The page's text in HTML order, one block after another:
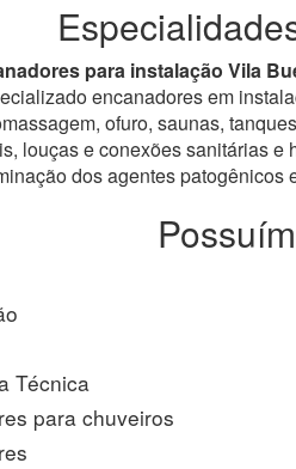
para instalação Vila
encanadores em
ofuro, saunas,
louças e conexões sanitárias
dos agentes patogênicos
Técnica
para chuveiros